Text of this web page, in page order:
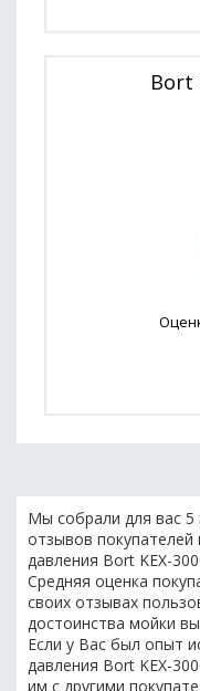
Bort
Мы собрали для вас
отзывов
давления Bort KEX-
Средняя оценка
своих отзывах
достоинства мойки
Если у Вас был опыт
давления Bort KEX-
им с другими